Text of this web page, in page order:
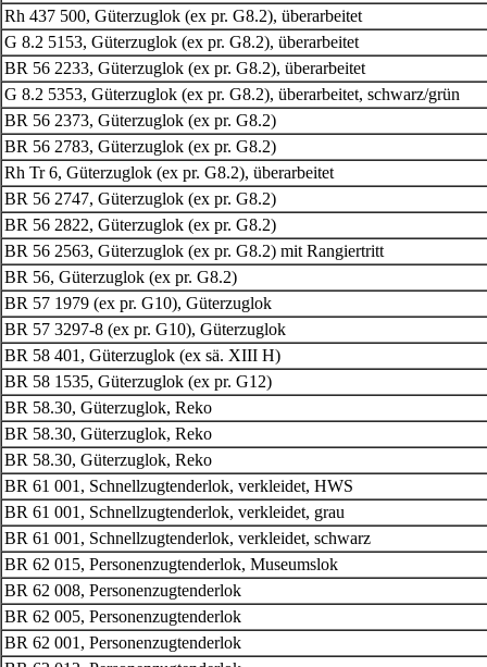
Rh 437 500, Güterzuglok (ex pr. G8.2), überarbeitet
G 8.2 5153, Güterzuglok (ex pr. G8.2), überarbeitet
BR 56 2233, Güterzuglok (ex pr. G8.2), überarbeitet
G 8.2 5353, Güterzuglok (ex pr. G8.2), überarbeitet, schwarz/grün
BR 56 2373, Güterzuglok (ex pr. G8.2)
BR 56 2783, Güterzuglok (ex pr. G8.2)
Rh Tr 6, Güterzuglok (ex pr. G8.2), überarbeitet
BR 56 2747, Güterzuglok (ex pr. G8.2)
BR 56 2822, Güterzuglok (ex pr. G8.2)
BR 56 2563, Güterzuglok (ex pr. G8.2) mit Rangiertritt
BR 56, Güterzuglok (ex pr. G8.2)
BR 57 1979 (ex pr. G10), Güterzuglok
BR 57 3297-8 (ex pr. G10), Güterzuglok
BR 58 401, Güterzuglok (ex sä. XIII H)
BR 58 1535, Güterzuglok (ex pr. G12)
BR 58.30, Güterzuglok, Reko
BR 58.30, Güterzuglok, Reko
BR 58.30, Güterzuglok, Reko
BR 61 001, Schnellzugtenderlok, verkleidet, HWS
BR 61 001, Schnellzugtenderlok, verkleidet, grau
BR 61 001, Schnellzugtenderlok, verkleidet, schwarz
BR 62 015, Personenzugtenderlok, Museumslok
BR 62 008, Personenzugtenderlok
BR 62 005, Personenzugtenderlok
BR 62 001, Personenzugtenderlok